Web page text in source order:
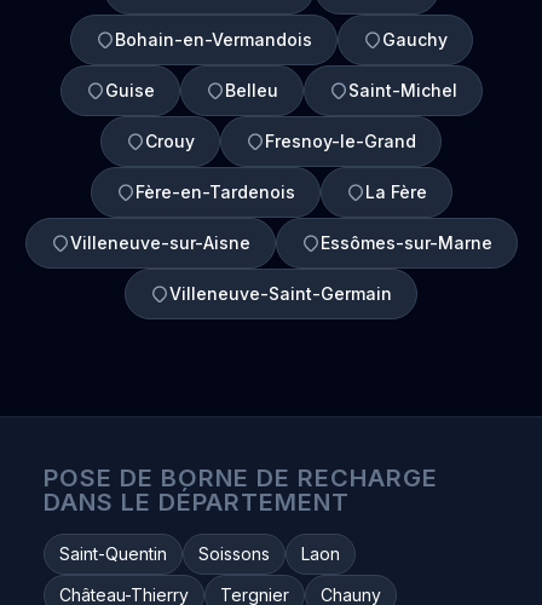
Bohain-en-Vermandois Gauchy
Guise Belleu Saint-Michel
Crouy Fresnoy-le-Grand
Fère-en-Tardenois La Fère
Villeneuve-sur-Aisne Essômes-sur-Marne
Villeneuve-Saint-Germain
POSE DE BORNE DE RECHARGE
DANS LE DÉPARTEMENT
Saint-Quentin Soissons
Laon
Château-Thierry
Tergnier
Chauny